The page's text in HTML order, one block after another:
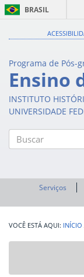
BRASIL
Programa de Pós-
Ensino
INSTITUTO
UNIVERSIDADE
Serviços
INÍCIO